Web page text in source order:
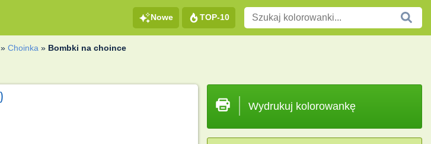
Nowe TOP-10
»Choinka » Bombki na choince
Wydrukuj kolorowankę